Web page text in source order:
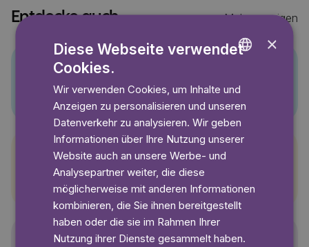
Entdecke auch Mehr anzeigen
Pettersson und Findus
GERMAN
×
Diese Webseite verwendet
Cookies.
Wir verwenden Cookies, um Inhalte und
Anzeigen zu personalisieren und unseren
Datenverkehr zu analysieren. Wir geben
Informationen über Ihre Nutzung unserer
Website auch an unsere Werbe- und
Analysepartner weiter, die diese
möglicherweise mit anderen Informationen
kombinieren, die Sie ihnen bereitgestellt
haben oder die sie im Rahmen Ihrer
Nutzung ihrer Dienste gesammelt haben.